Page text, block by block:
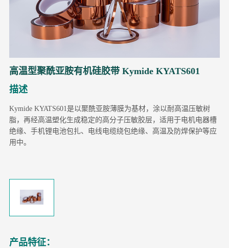
高温型聚酰亚胺有机硅胶带 Kymide KYATS601
描述
Kymide KYATS601是以聚酰亚胺薄膜为基材，涂以耐高温压敏树
脂，再经高温塑化生成稳定的高分子压敏胶层，适用于电机电器槽
绝缘、手机锂电池包扎、电线电缆绕包绝缘、高温及防焊保护等应
用中。
产品特征：